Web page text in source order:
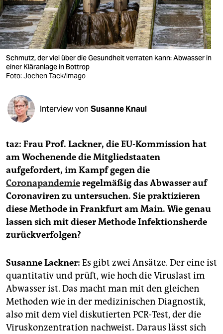
wahrheit
verlag
verlag
veranstaltungen
fragen & hilfe
abo
genossenschaft
epaper login
Schmutz, der viel über die Gesundheit verraten kann: Abwasser in
einer Kläranlage in Bottrop
Foto: Jochen Tack/imago
Interview von Susanne Knaul
taz: Frau Prof. Lackner, die EU-Kommission hat
am Wochenende die Mitgliedstaaten
aufgefordert, im Kampf gegen die
Coronapandemieregelmäßig das Abwasser auf
Coronaviren zu untersuchen. Sie praktizieren
diese Methode in Frankfurt am Main. Wie genau
lassen sich mit dieser Methode Infektionsherde
zurückverfolgen?
Susanne Lackner: Es gibt zwei Ansätze. Der eine ist
quantitativ und prüft, wie hoch die Viruslast im
Abwasser ist. Das macht man mit den gleichen
Methoden wie in der medizinischen Diagnostik,
also mit dem viel diskutierten PCR-Test, der die
Viruskonzentration nachweist. Daraus lässt sich